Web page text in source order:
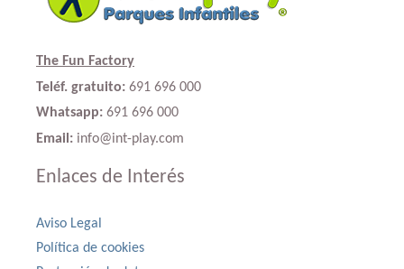
The Fun Factory
Teléf. gratuito: 691 696 000
Whatsapp: 691 696 000
Email: info@int-play.com
Enlaces de Interés
Aviso Legal
Política de cookies